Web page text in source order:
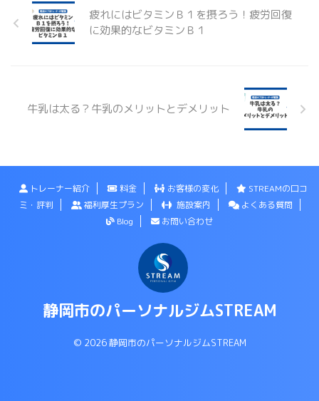
疲れにはビタミンＢ１を摂ろう！疲労回復
に効果的なビタミンＢ１
牛乳は太る？牛乳のメリットとデメリット
トレーナー紹介 料金 お客様の変化
STREAMの口コ
ミ・評判
福利厚生プラン 施設案内
よくある質問
Blog
お問い合わせ
静岡市のパーソナルジムSTREAM
© 2026 静岡市のパーソナルジムSTREAM